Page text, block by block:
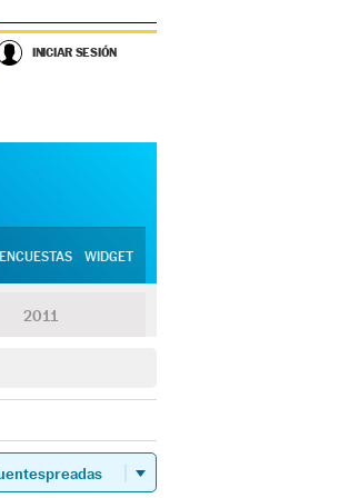
INICIAR SESIÓN
ENCUESTAS WIDGET
2011